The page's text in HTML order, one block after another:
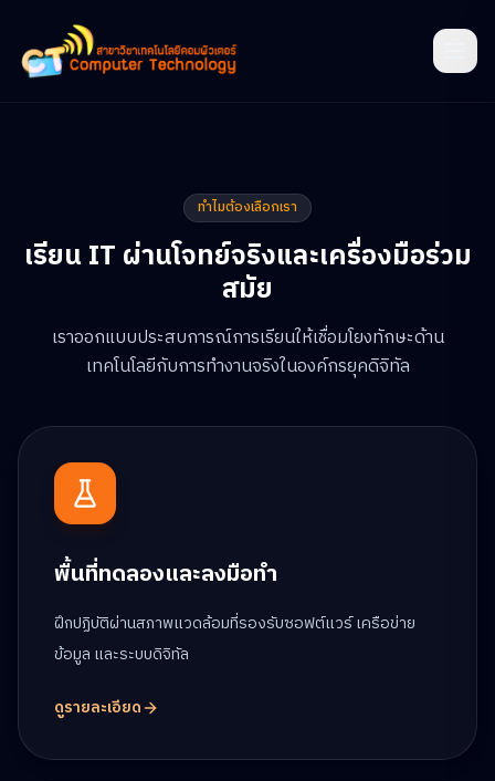
ทำไมต้องเลือกเรา
เรียน IT ผ่านโจทย์จริงและเครื่องมือร่วม
สมัย
เราออกแบบประสบการณ์การเรียนให้เชื่อมโยงทักษะด้าน
เทคโนโลยีกับการทำงานจริงในองค์กรยุคดิจิทัล
พื้นที่ทดลองและลงมือทำ
ฝึกปฏิบัติผ่านสภาพแวดล้อมที่รองรับซอฟต์แวร์ เครือข่าย
ข้อมูล และระบบดิจิทัล
ดูรายละเอียด